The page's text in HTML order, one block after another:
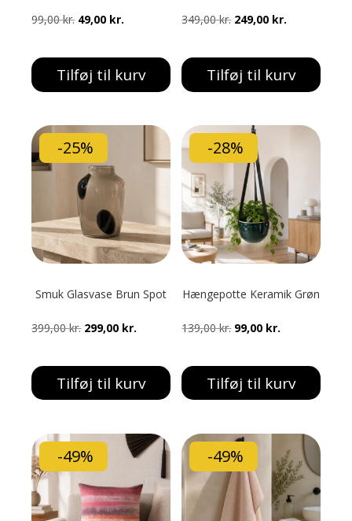
99,00kr. Den
pris
var:
49,00 kr.
pris
er:
Tilføj til kurv
349,00kr. Den
pris
var:
249,00 kr.
pris
er:
Tilføj til kurv
-25%
Smuk Glasvase Brun Spot
399,00kr. Den
pris
var:
299,00 kr.
pris
er:
Tilføj til kurv
-28%
Hængepotte Keramik Grøn
139,00kr. Den
pris
var:
99,00 kr.
pris
er:
Tilføj til kurv
-49% -49%